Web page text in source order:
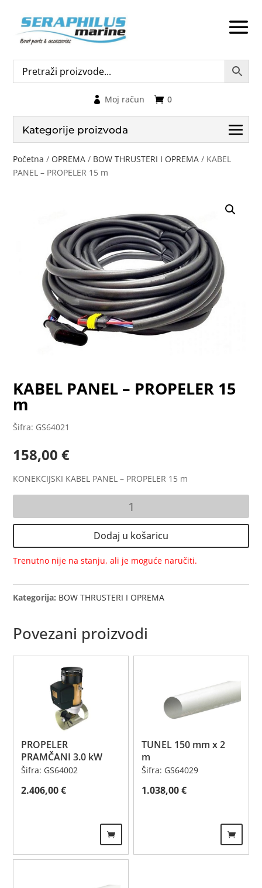
0
Moj račun
Kategorije proizvoda
Početna / OPREMA / BOW THRUSTERI I OPREMA / KABEL
PANEL – PROPELER 15 m
KABEL PANEL – PROPELER 15
m
Šifra: GS64021
158,00€
KONEKCIJSKI KABEL PANEL – PROPELER 15 m
-
količina
Dodaj u košaricu
Trenutno nije na stanju, ali je moguće naručiti.
Kategorija: BOW THRUSTERI I OPREMA
Povezani proizvodi
PROPELER
PRAMČANI 3.0 kW
Šifra: GS64002
2.406,00€
TUNEL 150 mm x 2
m
Šifra: GS64029
1.038,00€